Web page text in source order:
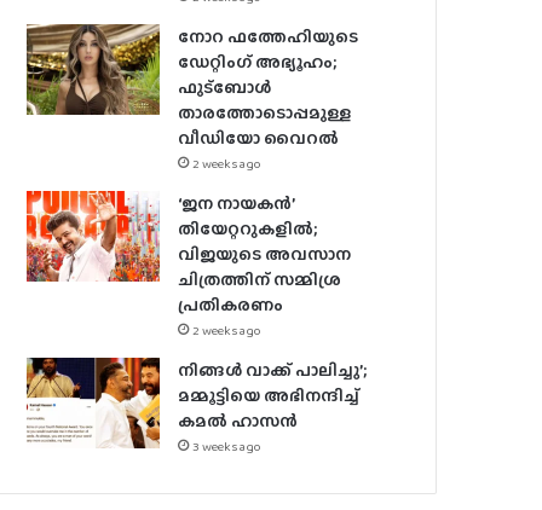
നോറ ഫത്തേഹിയുടെ
ഡേറ്റിംഗ് അഭ്യൂഹം;
ഫുട്ബോൾ
താരത്തോടൊപ്പമുള്ള
വീഡിയോ വൈറൽ
2 weeks ago
‘ജന നായകൻ’
തിയേറ്ററുകളിൽ;
വിജയുടെ അവസാന
ചിത്രത്തിന് സമ്മിശ്ര
പ്രതികരണം
2 weeks ago
നിങ്ങൾ വാക്ക് പാലിച്ചു’;
മമ്മൂട്ടിയെ അഭിനന്ദിച്ച്
കമൽ ഹാസൻ
3 weeks ago